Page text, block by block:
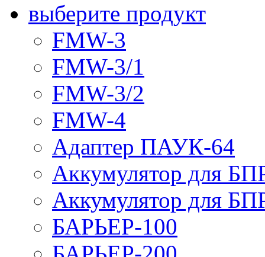
выберите продукт
FMW-3
FMW-3/1
FMW-3/2
FMW-4
Адаптер ПАУК-64
Аккумулятор для
Аккумулятор для
БАРЬЕР-100